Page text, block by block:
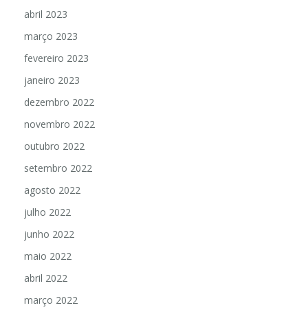
abril 2023
março 2023
fevereiro 2023
janeiro 2023
dezembro 2022
novembro 2022
outubro 2022
setembro 2022
agosto 2022
julho 2022
junho 2022
maio 2022
abril 2022
março 2022